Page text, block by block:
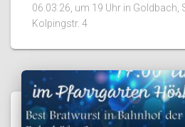
06.03.26, um 19 Uhr in Goldbach,
Kolpingstr. 4